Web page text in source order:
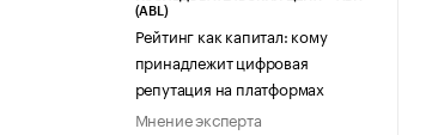
(ABL)
Рейтинг как капитал: кому
принадлежит цифровая
репутация на платформах
Мнение эксперта